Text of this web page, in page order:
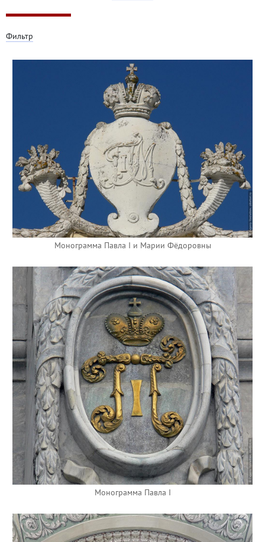
Монограмма Павла I и Марии Фёдоровны
Монограмма Павла I
Фильтр